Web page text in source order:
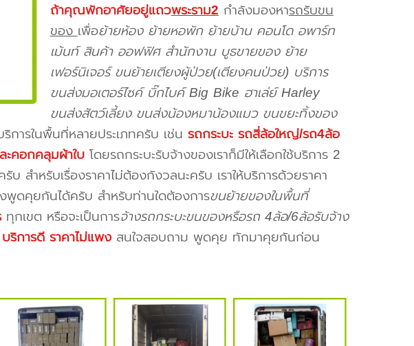
ถ้าคุณพักอาศัยอยู่แถวพระราม2กำลังมองหารถรับขน
ของเพื่อย้ายห้อง ย้ายหอพัก ย้ายบ้าน คอนโด อพาร์ท
เม้นท์ สินค้า ออฟฟิศ สำนักงาน บูธขายของ ย้าย
เฟอร์นิเจอร์ ขนย้ายเตียงผู้ป่วย(เตียงคนป่วย) บริการ
ขนส่งมอเตอร์ไซค์ บิ๊กไบค์ Big Bike ฮาเล่ย์ Harley
ขนส่งสัตว์เลี้ยง ขนส่งน้องหมาน้องแมว ขนขยะทิ้งของ
การในพื้นที่หลายประเภทครับ เช่น รถกระบะ รถสี่ล้อใหญ่/รถ4ล้อ
คอกคลุมผ้าใบโดยรถกระบะรับจ้างของเราก็มีให้เลือกใช้บริการ 2
สำหรับเรื่องราคาไม่ต้องกังวลนะครับ เราให้บริการด้วยราคา
พูดคุยกันได้ครับ สำหรับท่านใดต้องการขนย้ายของในพื้นที่
ทุกเขต หรือจะเป็นการจ้างรถกระบะขนของหรือรถ 4ล้อ/6ล้อรับจ้าง
บริการดี ราคาไม่แพงสนใจสอบถาม พูดคุย ทักมาคุยกันก่อน